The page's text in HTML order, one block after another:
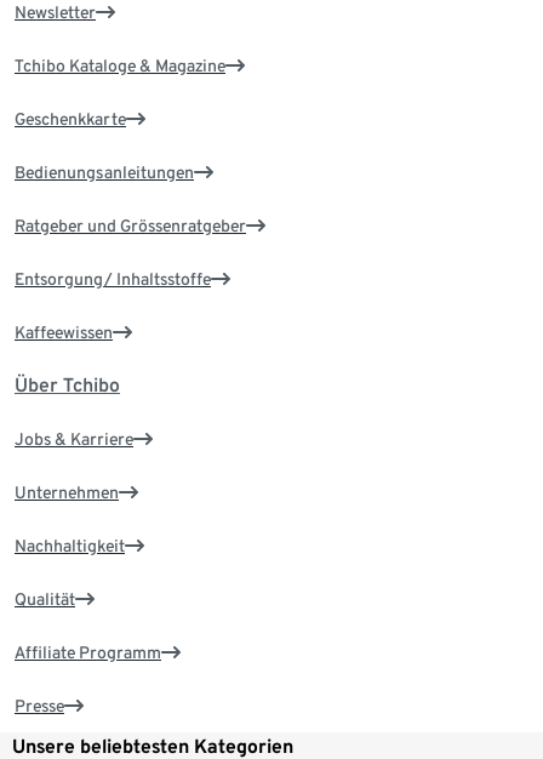
Newsletter
Tchibo Kataloge & Magazine
Geschenkkarte
Bedienungsanleitungen
Ratgeber und Grössenratgeber
Entsorgung/ Inhaltsstoffe
Kaffeewissen
Über Tchibo
Jobs & Karriere
Unternehmen
Nachhaltigkeit
Qualität
Affiliate Programm
Presse
Unsere beliebtesten Kategorien